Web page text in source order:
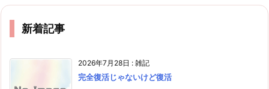
新着記事
2026年7月28日 : 雑記
完全復活じゃないけど復活